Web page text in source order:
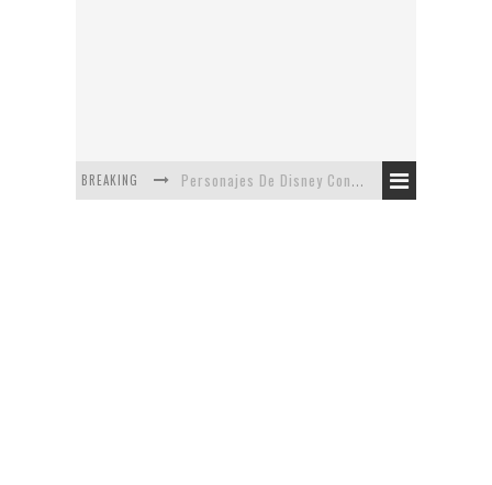
BREAKING Personajes De Disney Con Vestuarios Contemporáneos